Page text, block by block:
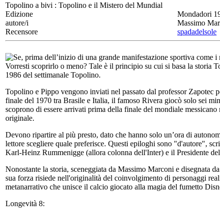
Topolino a bivi : Topolino e il Mistero del Mundial
Edizione
Mondadori
autore/i
Massimo
Recensore
spadadelsole
Se, prima dell’inizio di una grande manifestazione sportiva
Vorresti scoprirlo o meno? Tale è il principio su cui si basa la
1986 del settimanale Topolino.
Topolino e Pippo vengono inviati nel passato dal professor Zapotec
finale del 1970 tra Brasile e Italia, il famoso Rivera giocò solo sei
scoprono di essere arrivati prima della finale del mondiale
originale.
Devono ripartire al più presto, dato che hanno solo un’ora di
lettore scegliere quale preferisce. Questi epiloghi sono "d'autore",
Karl-Heinz Rummenigge (allora colonna dell'Inter) e il Presidente
Nonostante la storia, sceneggiata da Massimo Marconi e disegnata
sua forza risiede nell'originalità del coinvolgimento di personaggi
metanarrativo che unisce il calcio giocato alla magia del fumetto
Longevità 8: